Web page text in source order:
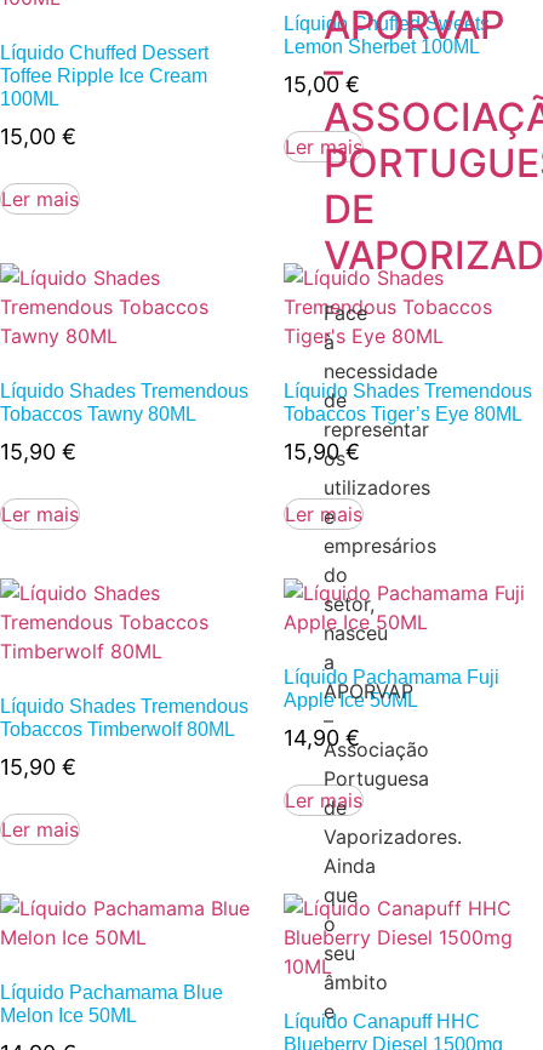
APORVAP
–
DE
Face
à
necessidade
de
representar
os
utilizadores
e
empresários
do
setor,
nasceu
a
APORVAP
–
Associação
Portuguesa
de
Vaporizadores.
Ainda
que
o
seu
âmbito
e
Líquido Chuffed Dessert
Toffee Ripple Ice Cream
100ML
15,00 €
Ler mais
Líquido Chuffed Sweets
Lemon Sherbet 100ML
15,00 €
Ler mais
Líquido Shades Tremendous
Tobaccos Tawny 80ML
15,90 €
Ler mais
Líquido Shades Tremendous
Tobaccos Tiger’s Eye 80ML
15,90€
Ler mais
Líquido Shades Tremendous
Tobaccos Timberwolf 80ML
15,90 €
Ler mais
Líquido Pachamama Fuji
Apple Ice 50ML
14,90 €
Ler mais
Líquido Pachamama Blue
Melon Ice 50ML
Líquido Canapuff HHC
Blueberry Diesel 1500mg